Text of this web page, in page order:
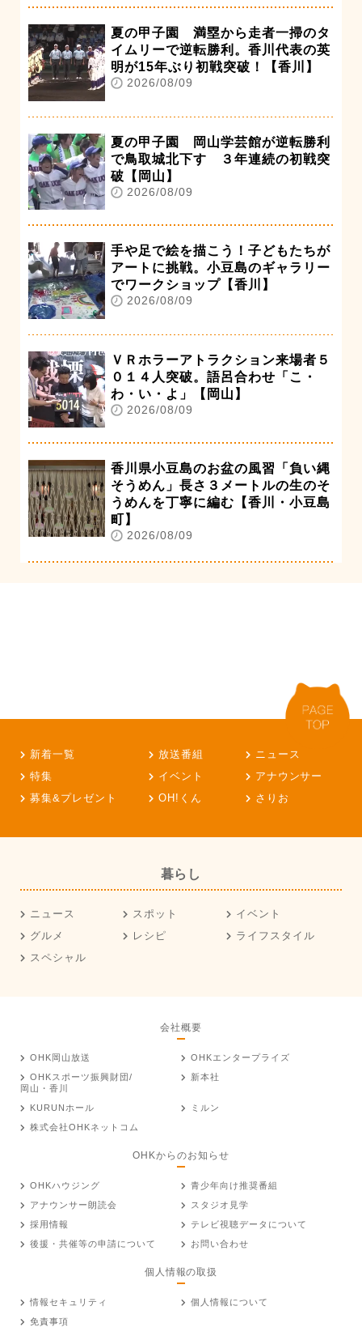
夏の甲子園 満塁から走者一掃のタ
イムリーで逆転勝利。香川代表の英
明が15年ぶり初戦突破！【香川】
2026/08/09
夏の甲子園 岡山学芸館が逆転勝利
で鳥取城北下す ３年連続の初戦突
破【岡山】
2026/08/09
手や足で絵を描こう！子どもたちが
アートに挑戦。小豆島のギャラリー
でワークショップ【香川】
2026/08/09
ＶＲホラーアトラクション来場者５
０１４人突破。語呂合わせ「こ・
わ・い・よ」【岡山】
2026/08/09
香川県小豆島のお盆の風習「負い縄
そうめん」長さ３メートルの生のそ
うめんを丁寧に編む【香川・小豆島
町】
2026/08/09
新着一覧 放送番組
ニュース
特集
イベント
アナウンサー
募集&プレゼント
OH!くん さりお
暮らし
ニュース スポット
イベント
グルメ
レシピ
ライフスタイル
スペシャル
会社概要
OHK岡山放送
OHKエンタープライズ
OHKスポーツ振興財団/
岡山・香川
新本社
KURUNホール
ミルン
株式会社OHKネットコム
OHKからのお知らせ
OHKハウジング
青少年向け推奨番組
アナウンサー朗読会
スタジオ見学
採用情報
テレビ視聴データについて
後援・共催等の申請について
お問い合わせ
個人情報の取扱
情報セキュリティ
個人情報について
免責事項